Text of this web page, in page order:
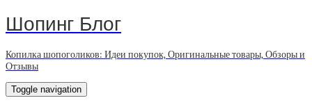
Шопинг Блог
Копилка шопоголиков: Идеи покупок, Оригинальные товары, Обзоры и
Отзывы
Toggle navigation